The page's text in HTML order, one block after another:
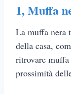
1,Muffa
La muffa nera
della casa,
ritrovare muffa
prossimità